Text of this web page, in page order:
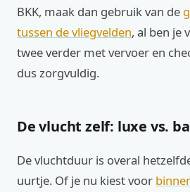
BKK, maak dan gebruik van de
tussen de vliegvelden, al ben je
twee verder met vervoer en
dus zorgvuldig.
De vlucht zelf: luxe vs.
De vluchtduur is overal
uurtje. Of je nu kiest voor